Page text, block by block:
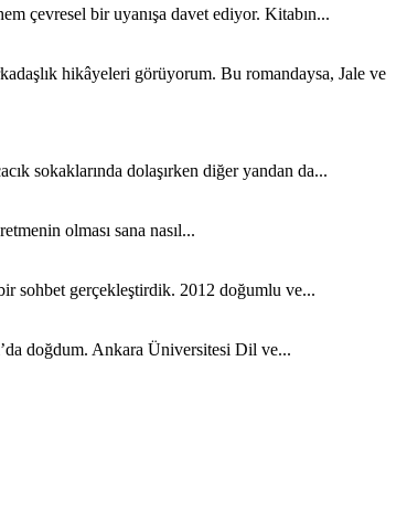
çevresel bir uyanışa davet ediyor. Kitabın...
hikâyeleri görüyorum. Bu romandaysa, Jale ve
sokaklarında dolaşırken diğer yandan da...
olması sana nasıl...
sohbet gerçekleştirdik. 2012 doğumlu ve...
doğdum. Ankara Üniversitesi Dil ve...